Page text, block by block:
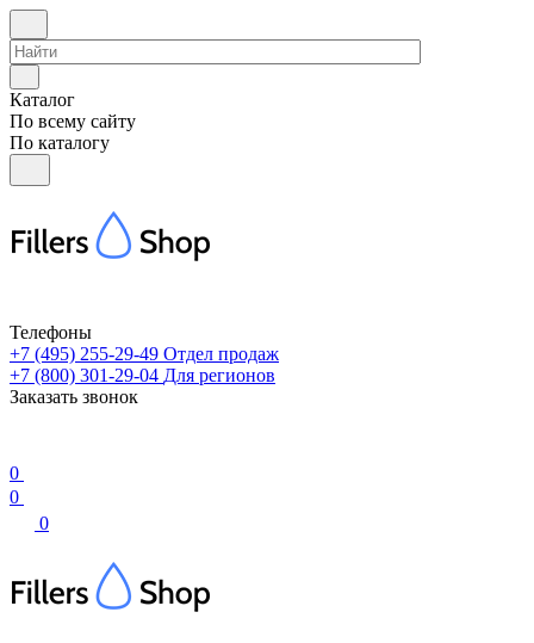
Каталог
По всему сайту
По каталогу
Телефоны
+7 (495) 255-29-49 Отдел продаж
+7 (800) 301-29-04 Для регионов
Заказать звонок
0
0
0